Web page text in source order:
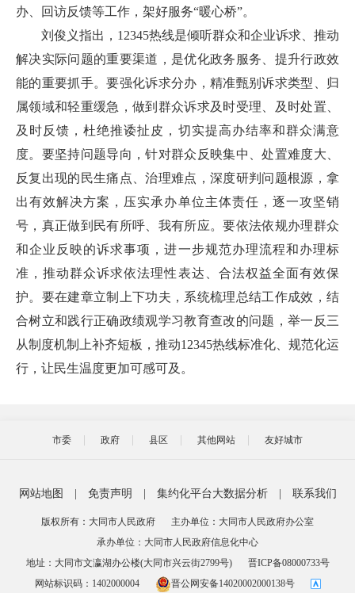
办、回访反馈等工作，架好服务“暖心桥”。
刘俊义指出，12345热线是倾听群众和企业诉求、推动
解决实际问题的重要渠道，是优化政务服务、提升行政效
能的重要抓手。要强化诉求分办，精准甄别诉求类型、归
属领域和轻重缓急，做到群众诉求及时受理、及时处置、
及时反馈，杜绝推诿扯皮，切实提高办结率和群众满意
度。要坚持问题导向，针对群众反映集中、处置难度大、
反复出现的民生痛点、治理难点，深度研判问题根源，拿
出有效解决方案，压实承办单位主体责任，逐一攻坚销
号，真正做到民有所呼、我有所应。要依法依规办理群众
和企业反映的诉求事项，进一步规范办理流程和办理标
准，推动群众诉求依法理性表达、合法权益全面有效保
护。要在建章立制上下功夫，系统梳理总结工作成效，结
合树立和践行正确政绩观学习教育查改的问题，举一反三
从制度机制上补齐短板，推动12345热线标准化、规范化运
行，让民生温度更加可感可及。
市委 政府 县区 其他网站 友好城市
网站地图 | 免责声明 | 集约化平台大数据分析 | 联系我们
版权所有：大同市人民政府
主办单位：大同市人民政府办公室
承办单位：大同市人民政府信息化中心
地址：大同市文瀛湖办公楼(大同市兴云街2799号)
晋ICP备08000733号
网站标识码：1402000004
晋公网安备14020002000138号